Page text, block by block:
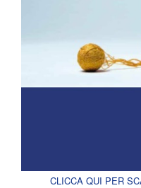
CLICCA QUI PER